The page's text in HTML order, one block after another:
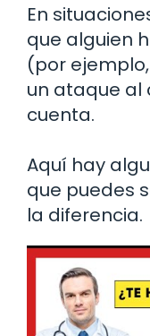
En
que alguien
(por
un ataque al
cuenta.
Aquí hay
que puedes
la diferencia.